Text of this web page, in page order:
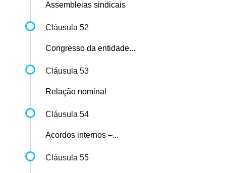
Assembleias sindicais
Cláusula 52
Congresso da entidade...
Cláusula 53
Relação nominal
Cláusula 54
Acordos internos –...
Cláusula 55